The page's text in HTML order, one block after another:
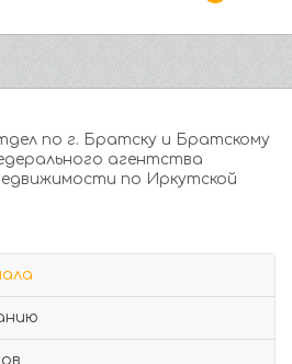
по г. Братску и Братскому
агентства
по Иркутской